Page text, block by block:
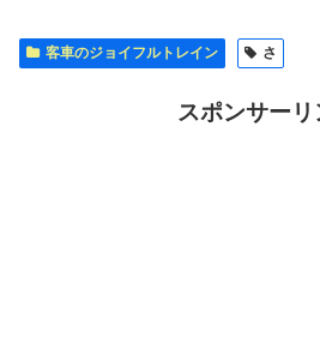
客車のジョイフルトレイン さ
スポンサーリ